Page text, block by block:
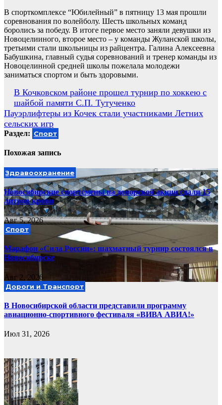
В спорткомплексе “Юбилейный” в пятницу 13 мая прошли
соревнования по волейболу. Шесть школьных команд
боролись за победу. В итоге первое место заняли девушки из
Новоцелииного, второе место – у команды Жуланской школы,
третьими стали школьницы из райцентра. Галина Алексеевна
Бабушкина, главный судья соревнований и тренер команды из
Новоцелинной средней школы пожелала молодежи
заниматься спортом и быть здоровыми.
Навигация
по
записям
В Кочковском районе прошел турнир по хоккею с
шайбой памяти С.П. Тутученко
Пауэрлифтеры из Кочек стали участниками Летних
сельских игр
Раздел: Спорт
Похожая запись
Здравоохранение
Новосибирские спортсмены на донорской акции сдали 15
литров крови
Авг 5, 2026
Спорт
Марафон «Сила России»: шахматный турнир состоялся в
Новосибирске
Авг 2, 2026
Дороги и Транспорт
В Новосибирской области представили программу
авиационно-спортивного фестиваля «ВИВА АВИА!»
Июл 31, 2026